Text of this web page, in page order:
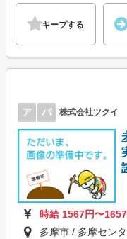
キープする
ア パ 株式会社ツクイ
時給 1567円〜
多摩市 / 多摩セン